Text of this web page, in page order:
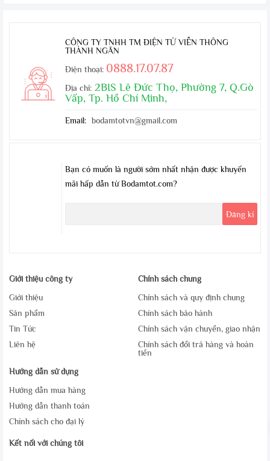
CÔNG TY TNHH TM ĐIỆN TỬ VIỄN THÔNG
THÀNH NGÂN
Điện thoại: 0888.17.07.87
Địa chỉ: 2BIS Lê Đức Thọ, Phường 7, Q.Gò
Vấp, Tp. Hồ Chí Minh,
Email: bodamtotvn@gmail.com
Bạn có muốn là người sớm nhất nhận được khuyến
mãi hấp dẫn từ Bodamtot.com?
Giới thiệu công ty
Giới thiệu
Sản phẩm
Tin Tức
Liên hệ
Chính sách chung
Chính sách và quy định chung
Chính sách bảo hành
Chính sách vận chuyển, giao nhận
Chính sách đổi trả hàng và hoàn
tiền
Hướng dẫn sử dụng
Hướng dẫn mua hàng
Hướng dẫn thanh toán
Chính sách cho đại lý
Kết nối với chúng tôi